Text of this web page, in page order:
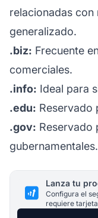
relacionadas
generalizado.
.biz: Frecuente
comerciales.
.info: Ideal para
.edu: Reservado
.gov: Reservado
gubernamentales.
Lanza tu
Configura el
requiere